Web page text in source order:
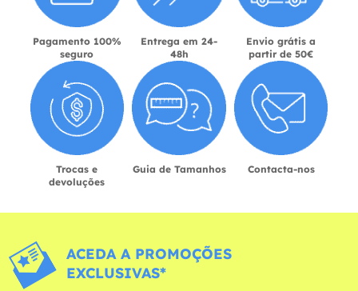
Pagamento 100%
seguro
Entrega em 24-
48h
Envio grátis a
partir de 50€
Trocas e
devoluções
Guia de Tamanhos Contacta-nos
ACEDA A PROMOÇÕES
EXCLUSIVAS*